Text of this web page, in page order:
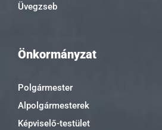
Üvegzseb
Önkormányzat
Polgármester
Alpolgármesterek
Képviselő-testület